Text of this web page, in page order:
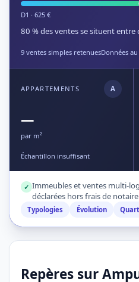
D1 · 625 €
80 % des ventes se situent entre
9 ventes simples retenuesDonnées
APPARTEMENTS A
—
par m²
Échantillon insuffisant
✓ Immeubles et ventes multi-
déclarées hors frais de notaire
Typologies Évolution
Repères sur